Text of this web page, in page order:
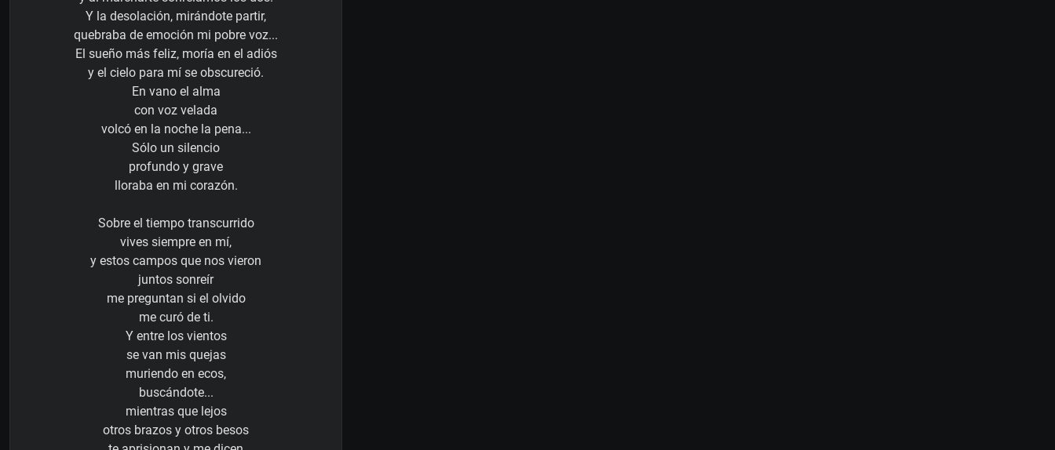
Y la desolación, mirándote partir,
quebraba de emoción mi pobre voz...
El sueño más feliz, moría en el adiós
y el cielo para mí se obscureció.
En vano el alma
con voz velada
volcó en la noche la pena...
Sólo un silencio
profundo y grave
lloraba en mi corazón.
Sobre el tiempo transcurrido
vives siempre en mí,
y estos campos que nos vieron
juntos sonreír
me preguntan si el olvido
me curó de ti.
Y entre los vientos
se van mis quejas
muriendo en ecos,
buscándote...
mientras que lejos
otros brazos y otros besos